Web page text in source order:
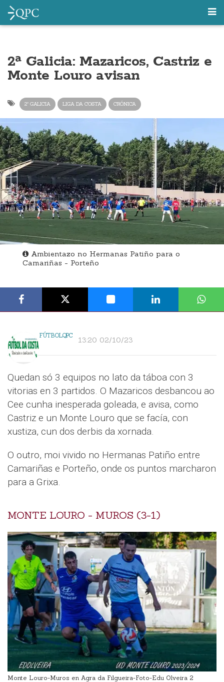
2ª Galicia: Mazaricos, Castriz e
Monte Louro avisan
2ª GALICIA LIGA DA COSTA CRÓNICA
Ambientazo no Hermanas Patiño para o
Camariñas - Porteño
FÚTBOLQPC 13:20 02/10/23
Quedan só 3 equipos no lato da táboa con 3
vitorias en 3 partidos. O Mazaricos desbancou ao
Cee cunha inesperada goleada, e avisa, como
Castriz e un Monte Louro que se facía, con
xustiza, cun dos derbis da xornada.
O outro, moi vivido no Hermanas Patiño entre
Camariñas e Porteño, onde os puntos marcharon
para a Grixa.
MONTE LOURO - MUROS (3-1)
Monte Louro-Muros en Agra da Filgueira-Foto-Edu Olveira 2